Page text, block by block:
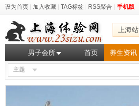
设为首页 加入收藏 TAG标签 RSS聚合 手机版
上海站
男子会所 首页 养生资讯
主题